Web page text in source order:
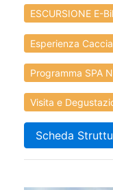
ESCURSIONE E-
Esperienza
Programma SPA
Visita e
Scheda